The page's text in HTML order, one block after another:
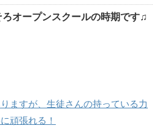
ろオープンスクールの時期です♫
ますが、生徒さんの持っている力
頑張れる！